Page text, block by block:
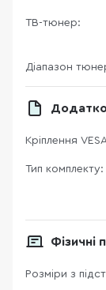
ТВ-тюнер:
Діапазон
Кріплення
Тип комплекту:
Фізичні
Розміри з